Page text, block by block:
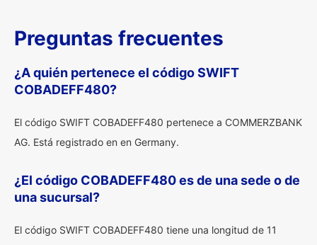
Preguntas frecuentes
¿A quién pertenece el código SWIFT
COBADEFF480?
El código SWIFT COBADEFF480 pertenece a COMMERZBANK
AG. Está registrado en en Germany.
¿El código COBADEFF480 es de una sede o de
una sucursal?
El código SWIFT COBADEFF480 tiene una longitud de 11